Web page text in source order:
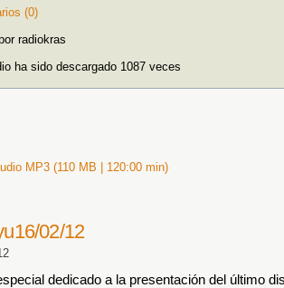
(0)
radiokras
ha sido descargado 1087 veces
MP3 (110 MB | 120:00 min)
02/12
dedicado a la presentación del último